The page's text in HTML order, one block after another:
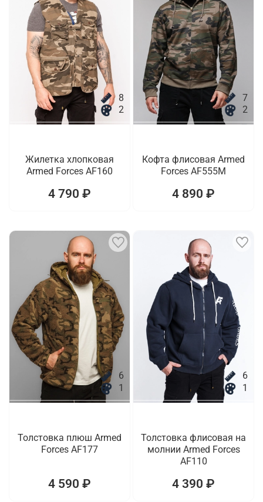
8
2
Жилетка хлопковая
Armed Forces AF160
4 790 ₽
7
2
Кофта флисовая Armed
Forces AF555M
4 890 ₽
6
1
Толстовка плюш Armed
Forces AF177
4 590 ₽
6
1
Толстовка флисовая на
молнии Armed Forces
AF110
4 390 ₽